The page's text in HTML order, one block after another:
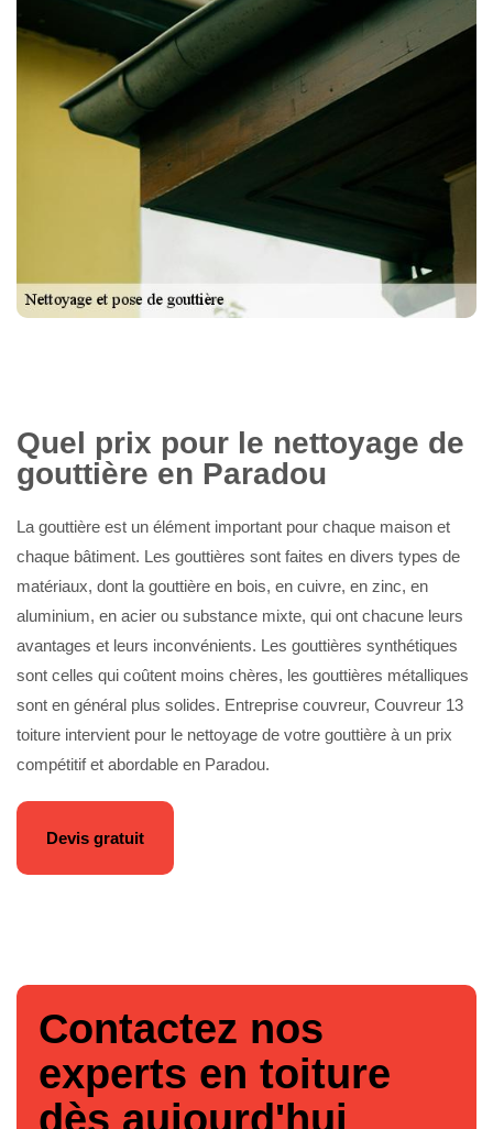
Quel prix pour le nettoyage de
gouttière en Paradou
La gouttière est un élément important pour chaque maison et
chaque bâtiment. Les gouttières sont faites en divers types de
matériaux, dont la gouttière en bois, en cuivre, en zinc, en
aluminium, en acier ou substance mixte, qui ont chacune leurs
avantages et leurs inconvénients. Les gouttières synthétiques
sont celles qui coûtent moins chères, les gouttières métalliques
sont en général plus solides. Entreprise couvreur, Couvreur 13
toiture intervient pour le nettoyage de votre gouttière à un prix
compétitif et abordable en Paradou.
Devis gratuit
Contactez nos
experts en toiture
dès aujourd'hui